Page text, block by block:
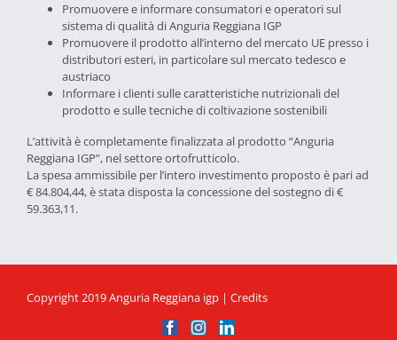
Promuovere e informare consumatori e operatori sul
sistema di qualità di Anguria Reggiana IGP
Promuovere il prodotto all’interno del mercato UE presso i
distributori esteri, in particolare sul mercato tedesco e
austriaco
Informare i clienti sulle caratteristiche nutrizionali del
prodotto e sulle tecniche di coltivazione sostenibili
L’attività è completamente finalizzata al prodotto “Anguria
Reggiana IGP”, nel settore ortofrutticolo.
La spesa ammissibile per l’intero investimento proposto è pari ad
€ 84.804,44, è stata disposta la concessione del sostegno di €
59.363,11.
Copyright 2019 Anguria Reggiana igp | Credits
Facebook
InstagramLinkedIn